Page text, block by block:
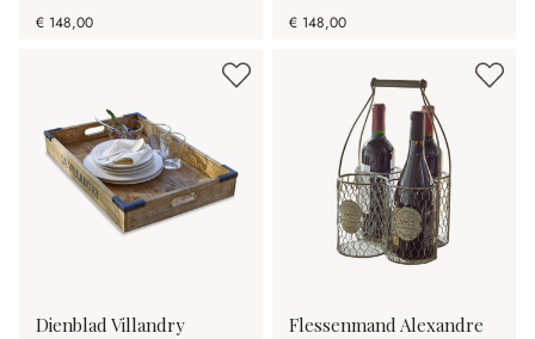
€ 148,00 € 148,00
Dienblad Villandry Flessenmand Alexandre